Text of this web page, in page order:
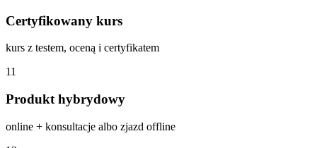
Certyfikowany kurs
kurs z testem, oceną i certyfikatem
11
Produkt hybrydowy
online + konsultacje albo zjazd offline